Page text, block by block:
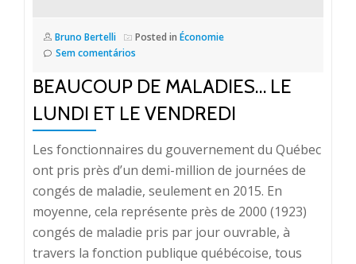
Bruno Bertelli Posted in Économie
Sem comentários
BEAUCOUP DE MALADIES… LE
LUNDI ET LE VENDREDI
Les fonctionnaires du gouvernement du Québec
ont pris près d’un demi-million de journées de
congés de maladie, seulement en 2015. En
moyenne, cela représente près de 2000 (1923)
congés de maladie pris par jour ouvrable, à
travers la fonction publique québécoise, tous